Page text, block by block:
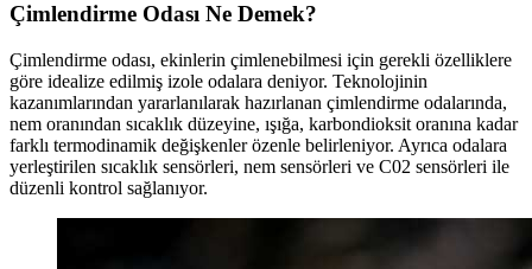
Çimlendirme Odası Ne Demek?
Çimlendirme odası, ekinlerin çimlenebilmesi için gerekli özelliklere
göre idealize edilmiş izole odalara deniyor. Teknolojinin
kazanımlarından yararlanılarak hazırlanan çimlendirme odalarında,
nem oranından sıcaklık düzeyine, ışığa, karbondioksit oranına kadar
farklı termodinamik değişkenler özenle belirleniyor. Ayrıca odalara
yerleştirilen sıcaklık sensörleri, nem sensörleri ve C02 sensörleri ile
düzenli kontrol sağlanıyor.